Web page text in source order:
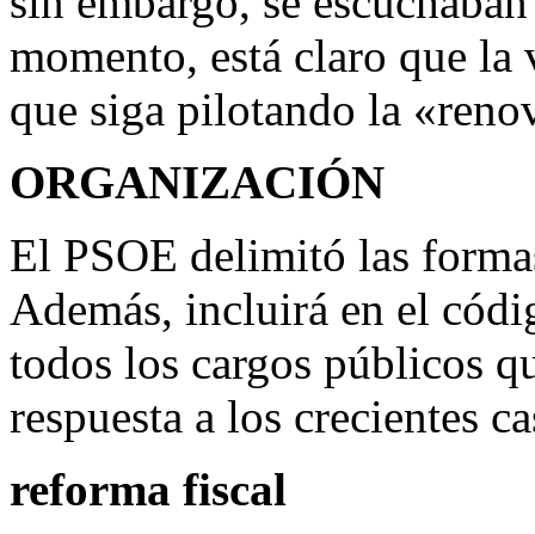
momento, está claro que la
que siga pilotando la
ORGANIZACIÓN
El PSOE delimitó las
Además, incluirá en el
todos los cargos públicos
respuesta a los crecientes
reforma fiscal